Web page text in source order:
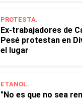
PROTESTA.
Ex-trabajadores de
Pesé protestan en
el lugar
ETANOL.
"No es que no sea